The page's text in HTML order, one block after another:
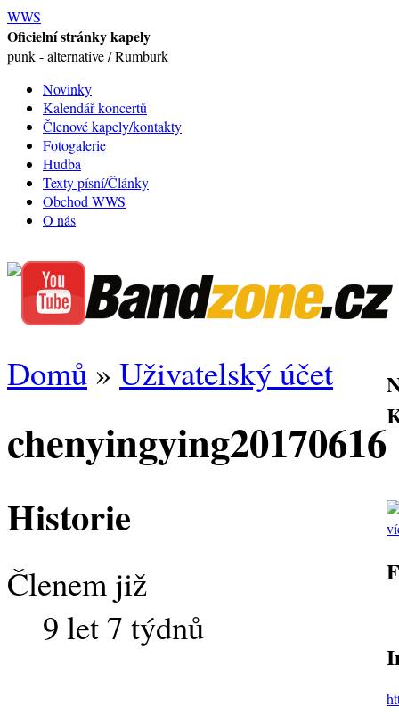
WWS
Oficielní stránky kapely
punk - alternative / Rumburk
Novinky
Kalendář koncertů
Členové kapely/kontakty
Fotogalerie
Hudba
Texty písní/Články
Obchod WWS
O nás
Domů » Uživatelský účet
chenyingying20170616
Historie
Členem již
9 let 7 týdnů